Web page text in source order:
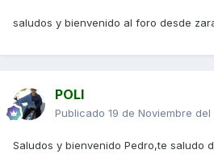
saludos y bienvenido al foro desde
POLI
Publicado 19 de Noviembre del
Saludos y bienvenido Pedro,te saludo